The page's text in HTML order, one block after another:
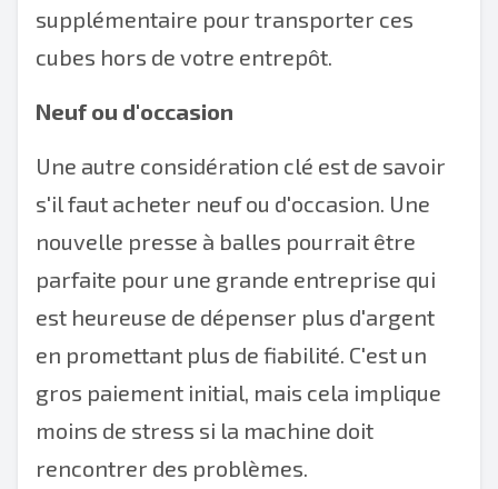
supplémentaire pour transporter ces
cubes hors de votre entrepôt.
Neuf ou d'occasion
Une autre considération clé est de savoir
s'il faut acheter neuf ou d'occasion. Une
nouvelle presse à balles pourrait être
parfaite pour une grande entreprise qui
est heureuse de dépenser plus d'argent
en promettant plus de fiabilité. C'est un
gros paiement initial, mais cela implique
moins de stress si la machine doit
rencontrer des problèmes.